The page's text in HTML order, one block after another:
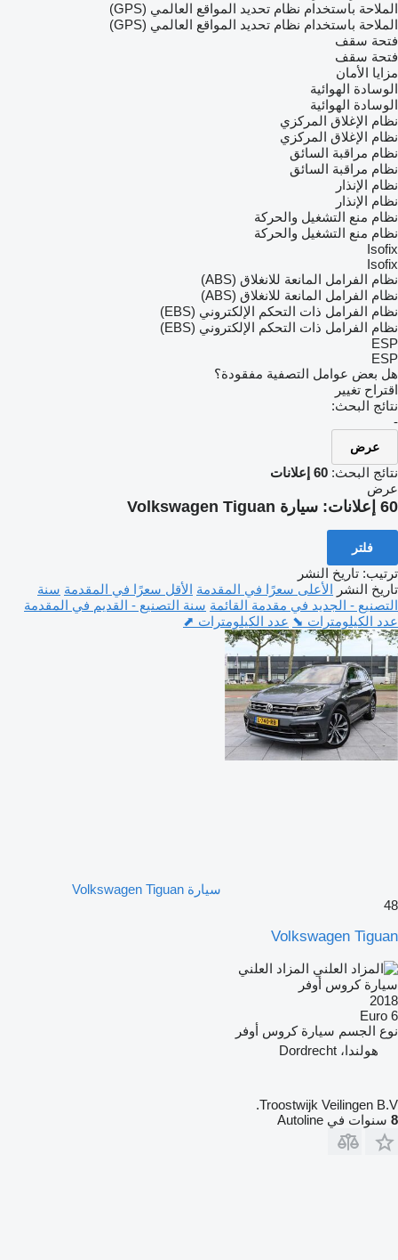
الملاحة باستخدام نظام تحديد المواقع العالمي (GPS)
الملاحة باستخدام نظام تحديد المواقع العالمي (GPS)
فتحة سقف
فتحة سقف
مزايا الأمان
الوسادة الهوائية
الوسادة الهوائية
نظام الإغلاق المركزي
نظام الإغلاق المركزي
نظام مراقبة السائق
نظام مراقبة السائق
نظام الإنذار
نظام الإنذار
نظام منع التشغيل والحركة
نظام منع التشغيل والحركة
Isofix
Isofix
نظام الفرامل المانعة للانغلاق (ABS)
نظام الفرامل المانعة للانغلاق (ABS)
نظام الفرامل ذات التحكم الإلكتروني (EBS)
نظام الفرامل ذات التحكم الإلكتروني (EBS)
ESP
ESP
هل بعض عوامل التصفية مفقودة؟
اقتراح تغيير
نتائج البحث:
-
عرض
نتائج البحث: 60 إعلانات
عرض
60 إعلانات: سيارة Volkswagen Tiguan
فلتر
ترتيب: تاريخ النشر
تاريخ النشر الأعلى سعرًا في المقدمة الأقل سعرًا في المقدمة سنة
التصنيع - الجديد في مقدمة القائمة سنة التصنيع - القديم في المقدمة
عدد الكيلومترات ⬊ عدد الكيلومترات ⬈
سيارة Volkswagen Tiguan
48
Volkswagen Tiguan
المزاد العلني
سيارة كروس أوفر
2018
Euro 6
نوع الجسم سيارة كروس أوفر
هولندا، Dordrecht
Troostwijk Veilingen B.V.
8 سنوات في Autoline